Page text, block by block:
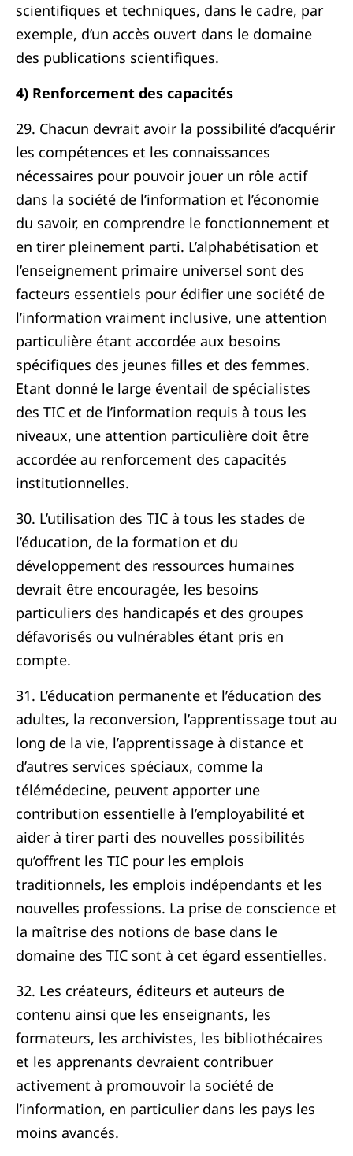
scientifiques et techniques, dans le cadre, par
exemple, d’un accès ouvert dans le domaine
des publications scientifiques.
4) Renforcement des capacités
29. Chacun devrait avoir la possibilité d’acquérir
les compétences et les connaissances
nécessaires pour pouvoir jouer un rôle actif
dans la société de l’information et l’économie
du savoir, en comprendre le fonctionnement et
en tirer pleinement parti. L’alphabétisation et
l’enseignement primaire universel sont des
facteurs essentiels pour édifier une société de
l’information vraiment inclusive, une attention
particulière étant accordée aux besoins
spécifiques des jeunes filles et des femmes.
Etant donné le large éventail de spécialistes
des TIC et de l’information requis à tous les
niveaux, une attention particulière doit être
accordée au renforcement des capacités
institutionnelles.
30. L’utilisation des TIC à tous les stades de
l’éducation, de la formation et du
développement des ressources humaines
devrait être encouragée, les besoins
particuliers des handicapés et des groupes
défavorisés ou vulnérables étant pris en
compte.
31. L’éducation permanente et l’éducation des
adultes, la reconversion, l’apprentissage tout au
long de la vie, l’apprentissage à distance et
d’autres services spéciaux, comme la
télémédecine, peuvent apporter une
contribution essentielle à l’employabilité et
aider à tirer parti des nouvelles possibilités
qu’offrent les TIC pour les emplois
traditionnels, les emplois indépendants et les
nouvelles professions. La prise de conscience et
la maîtrise des notions de base dans le
domaine des TIC sont à cet égard essentielles.
32. Les créateurs, éditeurs et auteurs de
contenu ainsi que les enseignants, les
formateurs, les archivistes, les bibliothécaires
et les apprenants devraient contribuer
activement à promouvoir la société de
l’information, en particulier dans les pays les
moins avancés.